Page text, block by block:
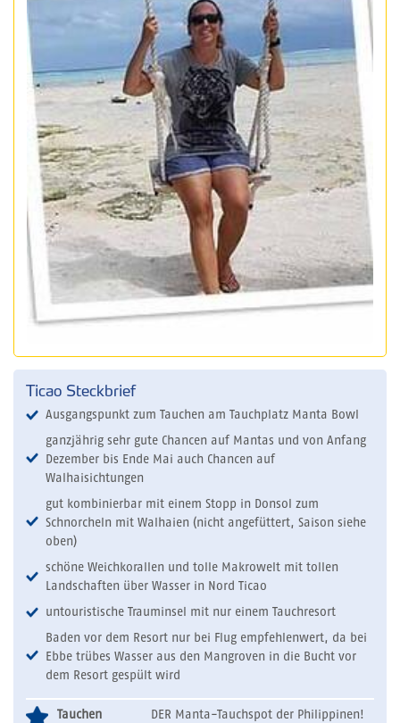
Ticao Steckbrief
Ausgangspunkt zum Tauchen am Tauchplatz Manta Bowl
ganzjährig sehr gute Chancen auf Mantas und von Anfang
Dezember bis Ende Mai auch Chancen auf
Walhaisichtungen
gut kombinierbar mit einem Stopp in Donsol zum
Schnorcheln mit Walhaien (nicht angefüttert, Saison siehe
oben)
schöne Weichkorallen und tolle Makrowelt mit tollen
Landschaften über Wasser in Nord Ticao
untouristische Trauminsel mit nur einem Tauchresort
Baden vor dem Resort nur bei Flug empfehlenwert, da bei
Ebbe trübes Wasser aus den Mangroven in die Bucht vor
dem Resort gespült wird
Tauchen
DER Manta-Tauchspot der Philippinen!